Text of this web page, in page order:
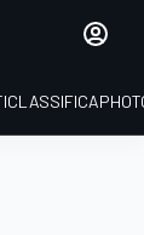
CLASSIFICA